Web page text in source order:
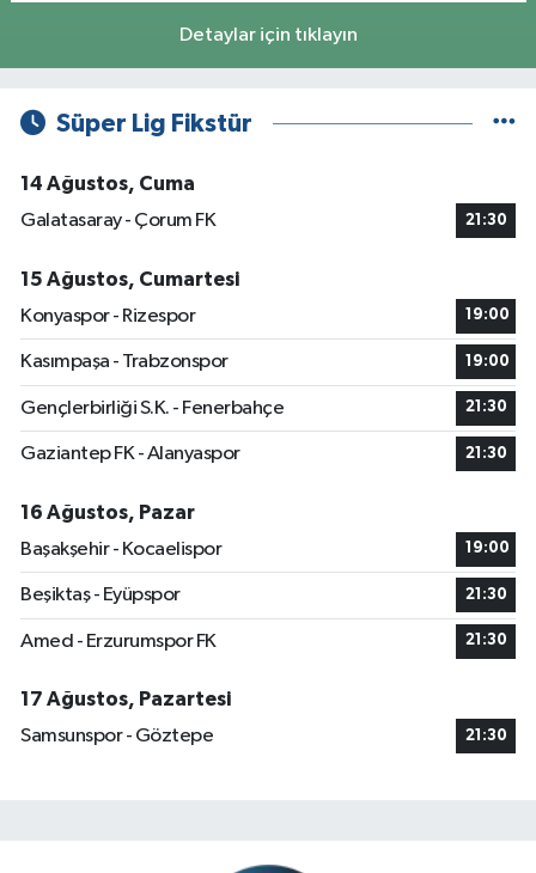
Detaylar için tıklayın
Süper Lig Fikstür
14 Ağustos, Cuma
Galatasaray - Çorum FK
21:30
15 Ağustos, Cumartesi
Konyaspor - Rizespor
19:00
Kasımpaşa - Trabzonspor 19:00
Gençlerbirliği S.K. - Fenerbahçe 21:30
Gaziantep FK - Alanyaspor 21:30
16 Ağustos, Pazar
Başakşehir - Kocaelispor
19:00
Beşiktaş - Eyüpspor 21:30
Amed - Erzurumspor FK 21:30
17 Ağustos, Pazartesi
Samsunspor - Göztepe
21:30